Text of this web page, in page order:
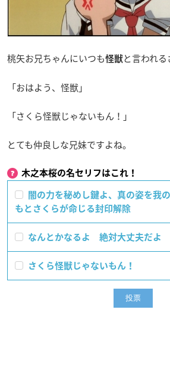
桃矢お兄ちゃんにいつも怪獣と言われる
「おはよう、怪獣」
「さくら怪獣じゃないもん！」
とても仲良しな兄妹ですよね。
木之本桜の名セリフはこれ！
闇の力を秘めし鍵よ、真の姿を我
もとさくらが命じる封印解除
なんとかなるよ 絶対大丈夫だよ
さくら怪獣じゃないもん！